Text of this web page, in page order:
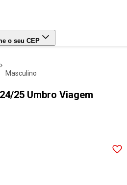
o seu CEP
masculino
25 Umbro Viagem